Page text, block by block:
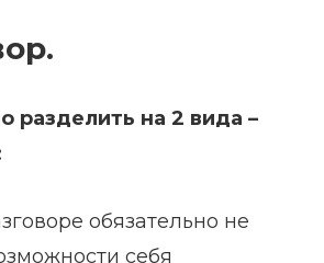
разделить на 2 вида –
обязательно не
себя